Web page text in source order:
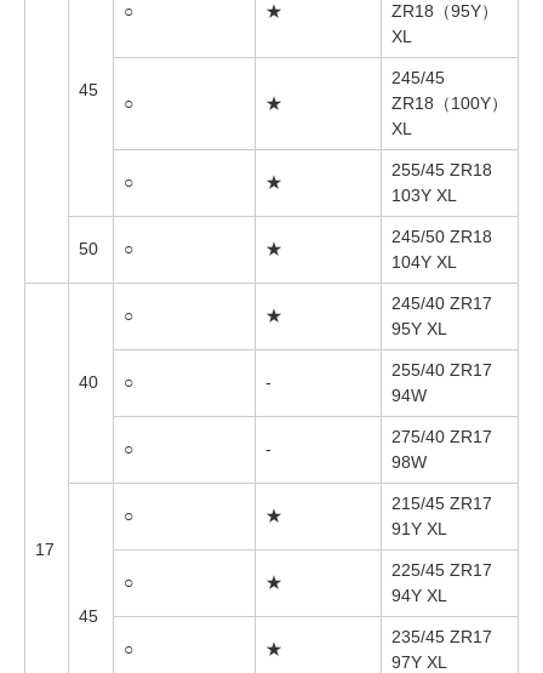
45
○ ★
ZR18（95Y）
XL
○ ★
245/45
ZR18（100Y）
XL
○ ★
255/45 ZR18
103Y XL
50 ○ ★
245/50 ZR18
104Y XL
17
40
○ ★
245/40 ZR17
95Y XL
○ -
255/40 ZR17
94W
○ -
275/40 ZR17
98W
45
○ ★
215/45 ZR17
91Y XL
○ ★
225/45 ZR17
94Y XL
○ ★
235/45 ZR17
97Y XL